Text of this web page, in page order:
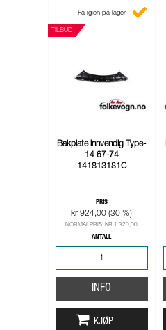
TILBUD
Få igjen på lager
Bakplate innvendig Type-
14 67-74
141813181C
PRIS
kr 924,00 (30 %)
NORMALPRIS: KR 1 320,00
ANTALL
INFO
KJØP